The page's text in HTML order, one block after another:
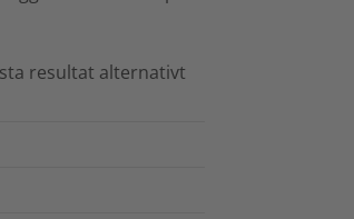
resultat alternativt